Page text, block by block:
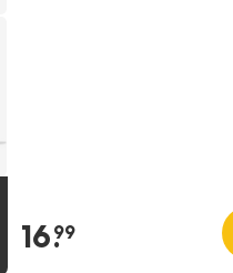
16.
99